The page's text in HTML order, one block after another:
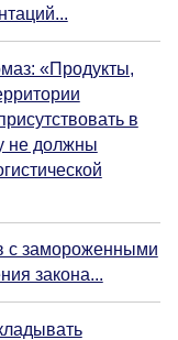
«Продукты,
в
не должны
замороженными
закона...